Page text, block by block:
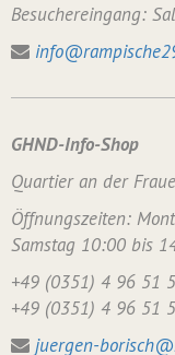
Besuchereingang:
GHND-Info-Shop
Quartier an der
Öffnungszeiten:
Samstag 10:00 bis
+49 (0351) 4 96 51
+49 (0351) 4 96 51
juergen-